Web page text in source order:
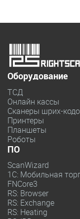
Оборудование
ТСД
Онлайн кассы
Сканеры шрих-
Принтеры
Планшеты
Роботы
ПО
ScanWizard
1С: Мобильная
FNCore3
RS: Browser
RS: Exchange
RS: Heating